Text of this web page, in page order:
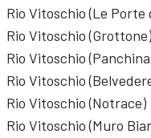
Rio Vitoschio (Le
Rio Vitoschio (Grottone)
Rio Vitoschio
Rio Vitoschio
Rio Vitoschio (Notrace)
Rio Vitoschio (Muro